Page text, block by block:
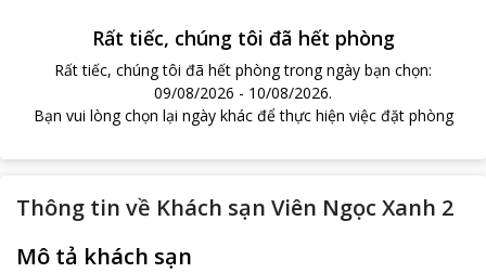
Rất tiếc, chúng tôi đã hết phòng
Rất tiếc, chúng tôi đã hết phòng trong ngày bạn chọn:
09/08/2026 - 10/08/2026.
Bạn vui lòng chọn lại ngày khác để thực hiện việc đặt phòng
Thông tin về Khách sạn Viên Ngọc Xanh 2
Mô tả khách sạn